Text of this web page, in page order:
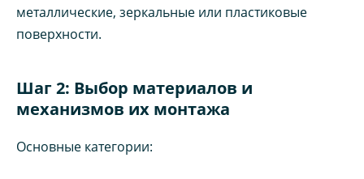
металлические, зеркальные или пластиковые
поверхности.
Шаг 2: Выбор материалов и
механизмов их монтажа
Основные категории: